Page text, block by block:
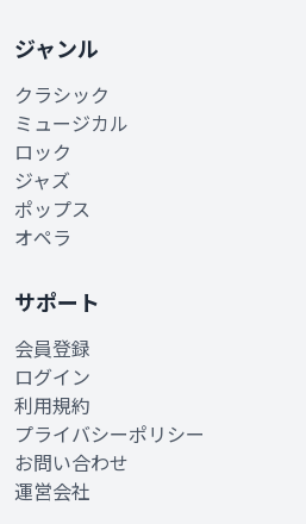
ジャンル
クラシック
ミュージカル
ロック
ジャズ
ポップス
オペラ
サポート
会員登録
ログイン
利用規約
プライバシーポリシー
お問い合わせ
運営会社